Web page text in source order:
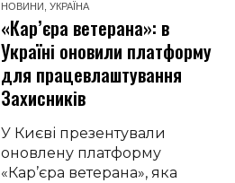
НОВИНИ ,УКРАЇНА
«Кар’єра ветерана»: в
Україні оновили платформу
для працевлаштування
Захисників
У Києві презентували
оновлену платформу
«Кар’єра ветерана», яка